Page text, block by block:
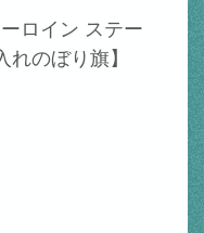
ロイン ステー
のぼり旗】